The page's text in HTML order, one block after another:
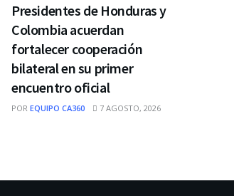
Presidentes de Honduras y
Colombia acuerdan
fortalecer cooperación
bilateral en su primer
encuentro oficial
POR EQUIPO CA360 7 AGOSTO, 2026